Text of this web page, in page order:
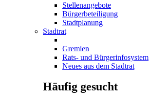
Stellenangebote
Bürgerbeteiligung
Stadtplanung
Stadtrat
Gremien
Rats- und Bürgerinfosystem
Neues aus dem Stadtrat
Häufig gesucht